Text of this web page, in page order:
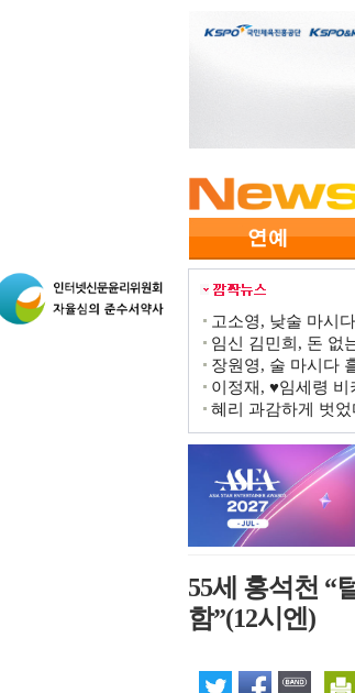
고소영, 낮술 마시
임신 김민희, 돈 없
장원영, 술 마시다
이정재, ♥임세령
혜리 과감하게 벗었
55세 홍석천 “
함”(12시엔)